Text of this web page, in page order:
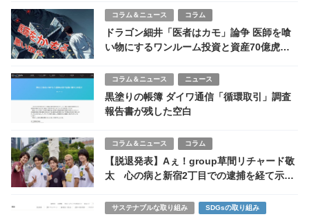
コラム＆ニュース コラム
ドラゴン細井「医者はカモ」論争 医師を喰
い物にするワンルーム投資と資産70億虎が
コラム＆ニュース ニュース
黒塗りの帳簿 ダイワ通信「循環取引」調査
報告書が残した空白
コラム＆ニュース コラム
【脱退発表】Aぇ！group草間リチャード敬
太 心の病と新宿2丁目での逮捕を経て示し
サステナブルな取り組み SDGsの取り組み